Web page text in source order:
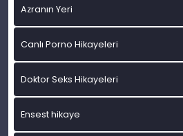
Azranın Yeri
Canlı Porno Hikayeleri
Doktor Seks Hikayeleri
Ensest hikaye